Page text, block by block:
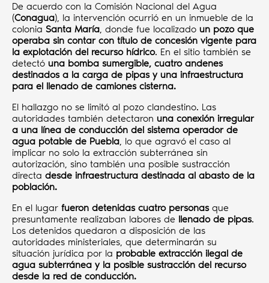
De acuerdo con la Comisión Nacional del Agua
(Conagua), la intervención ocurrió en un inmueble de la
colonia Santa María, donde fue localizado un pozo que
operaba sin contar con título de concesión vigente para
la explotación del recurso hídrico. En el sitio también se
detectó una bomba sumergible, cuatro andenes
destinados a la carga de pipas y una infraestructura
para el llenado de camiones cisterna.
El hallazgo no se limitó al pozo clandestino. Las
autoridades también detectaron una conexión irregular
a una línea de conducción del sistema operador de
agua potable de Puebla, lo que agravó el caso al
implicar no solo la extracción subterránea sin
autorización, sino también una posible sustracción
directa desde infraestructura destinada al abasto de la
población.
En el lugar fueron detenidas cuatro personas que
presuntamente realizaban labores de llenado de pipas.
Los detenidos quedaron a disposición de las
autoridades ministeriales, que determinarán su
situación jurídica por la probable extracción ilegal de
agua subterránea y la posible sustracción del recurso
desde la red de conducción.